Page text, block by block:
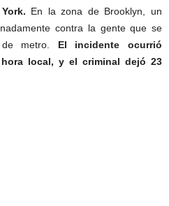
En la zona de Brooklyn, un
contra la gente que se
metro. El incidente ocurrió
local, y el criminal dejó 23